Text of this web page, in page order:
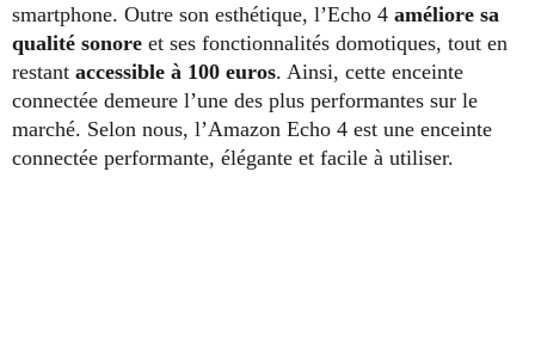
smartphone. Outre son esthétique, l’Echo 4 améliore sa
qualité sonore et ses fonctionnalités domotiques, tout en
restant accessible à 100 euros. Ainsi, cette enceinte
connectée demeure l’une des plus performantes sur le
marché. Selon nous, l’Amazon Echo 4 est une enceinte
connectée performante, élégante et facile à utiliser.